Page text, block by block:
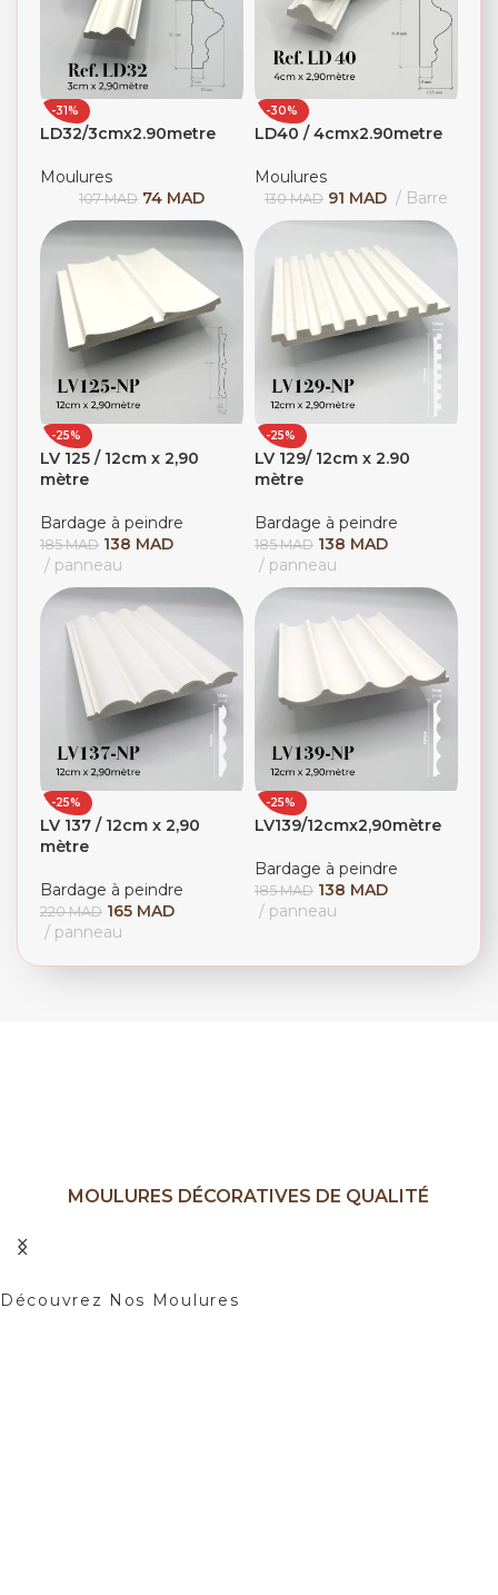
-31%
LD32/3cmx2.90metre
Moulures
107MAD 74 MAD
-30%
LD40 / 4cmx2.90metre
Moulures
130MAD 91 MAD Barre
-25%
LV 125 / 12cm x 2,90
mètre
Bardage à peindre
185MAD 138 MAD
panneau
-25%
LV 129/ 12cm x 2.90
mètre
Bardage à peindre
185MAD 138 MAD
panneau
-25%
LV 137 / 12cm x 2,90
mètre
Bardage à peindre
220MAD 165 MAD
panneau
-25%
LV139/12cmx2,90mètre
Bardage à peindre
185MAD 138 MAD
panneau
MOULURES DÉCORATIVES DE QUALITÉ
Découvrez Nos Moulures